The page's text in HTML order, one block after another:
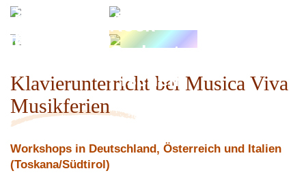
sucht
Band
Jouliena
Rock
Orchester
Fischeln
Klavierunterricht bei Musica Viva
Musikferien
Workshops in Deutschland, Österreich und Italien
(Toskana/Südtirol)